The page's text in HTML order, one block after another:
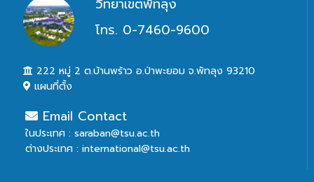
วิทยาเขตพัทลุง
โทร. 0-7460-9600
222 หมู่ 2 ต.บ้านพร้าว อ.ป่าพะยอม จ.พัทลุง 93210
แผนที่ตั้ง
Email Contact
ในประเทศ : saraban@tsu.ac.th
ต่างประเทศ : international@tsu.ac.th